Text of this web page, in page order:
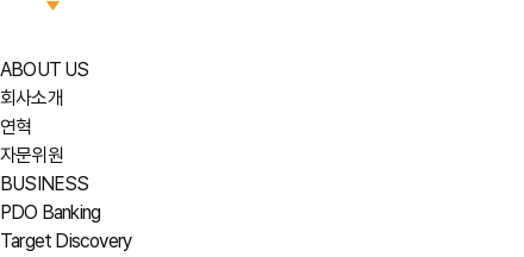
ABOUT US
회사소개
연혁
자문위원
BUSINESS
PDO Banking
Target Discovery